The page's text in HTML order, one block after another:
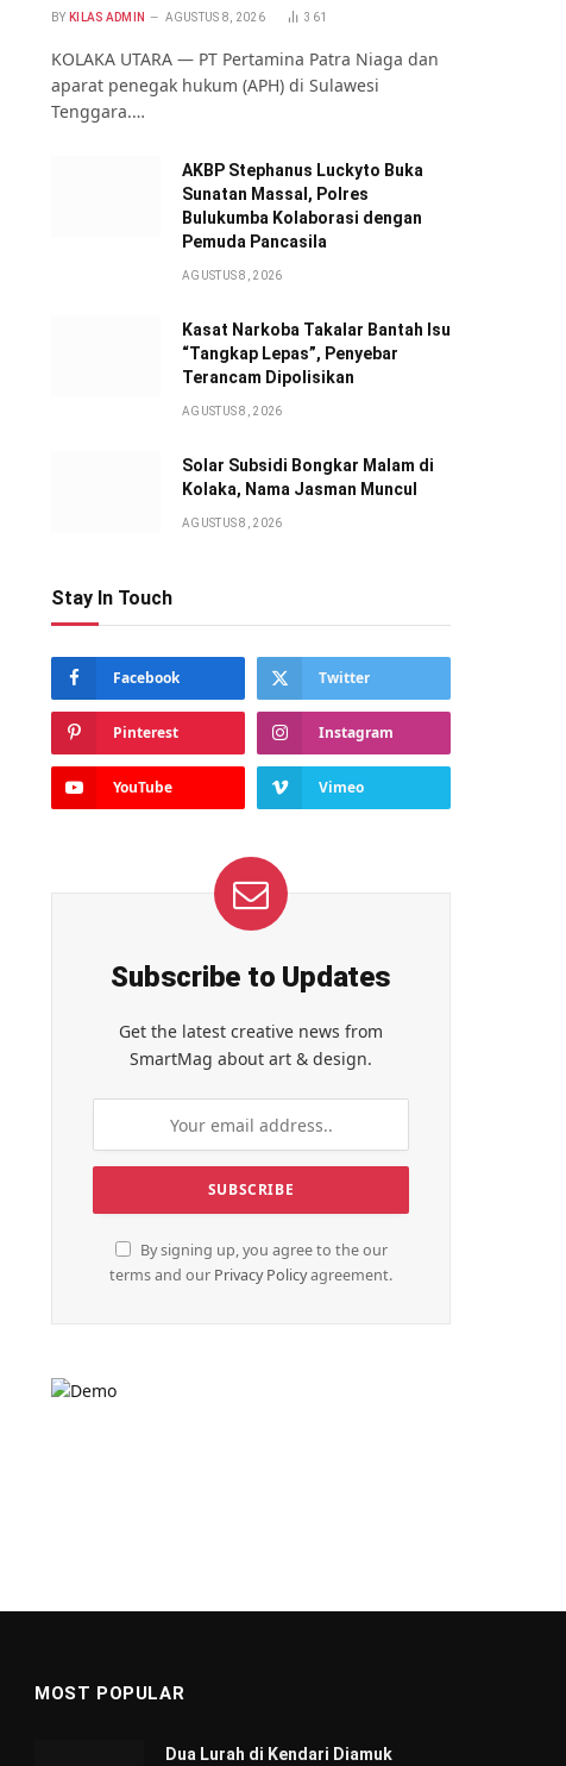
BY KILAS ADMIN AGUSTUS 8, 2026 361
KOLAKA UTARA — PT Pertamina Patra Niaga dan
aparat penegak hukum (APH) di Sulawesi
Tenggara.…
AKBP Stephanus Luckyto Buka
Sunatan Massal, Polres
Bulukumba Kolaborasi dengan
Pemuda Pancasila
AGUSTUS 8, 2026
Kasat Narkoba Takalar Bantah Isu
“Tangkap Lepas”, Penyebar
Terancam Dipolisikan
AGUSTUS 8, 2026
Solar Subsidi Bongkar Malam di
Kolaka, Nama Jasman Muncul
AGUSTUS 8, 2026
Stay In Touch
Facebook Twitter
Pinterest Instagram
YouTube Vimeo
Subscribe to Updates
Get the latest creative news from
SmartMag about art & design.
By signing up, you agree to the our
terms and our Privacy Policyagreement.
MOST POPULAR
Dua Lurah di Kendari Diamuk